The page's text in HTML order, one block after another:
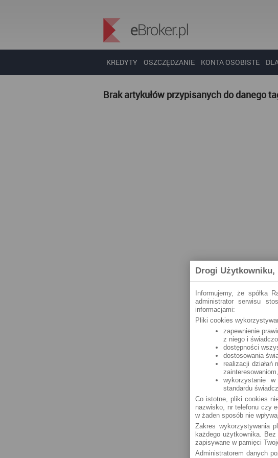
KREDYTY OSZCZĘDZANIE KONTA OSOBISTE
Brak artykułów przypisanych do danego
Drogi Użytkowniku,
Informujemy, że spółka
administrator serwisu
informacjami:
Pliki cookies
zapewnienie
z niego i
dostępności
dostosowania
realizacji działań
zainteresowaniom,
wykorzystanie
standardu
Co istotne, pliki cookies
nazwisko, nr telefonu czy
w żaden sposób nie
Zakres wykorzystywania
każdego użytkownika.
zapisywane w pamięci
Administratorem danych